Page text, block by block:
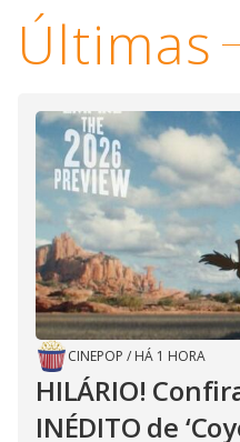
i
Últimas
CINEPOP / HÁ 1 HORA
HILÁRIO!
INÉDITO de